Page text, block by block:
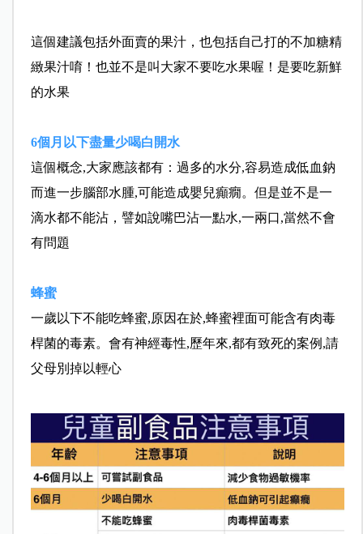
這個建議包括外面賣的果汁，也包括自己打的不加糖精
緻果汁唷！也並不是叫大家不要吃水果喔！是要吃新鮮
的水果
6個月以下盡量少喝白開水
這個概念,大家應該都有：過多的水分,容易造成低血鈉
而進一步腦部水腫,可能造成嬰兒癲癇。但是並不是一
滴水都不能沾，譬如說嘴巴沾一點水,一兩口,當然不會
有問題
蜂蜜
一歲以下不能吃蜂蜜,原因在於,蜂蜜裡面可能含有肉毒
桿菌的毒素。會有神經毒性,歷年來,都有致死的案例,請
父母別掉以輕心